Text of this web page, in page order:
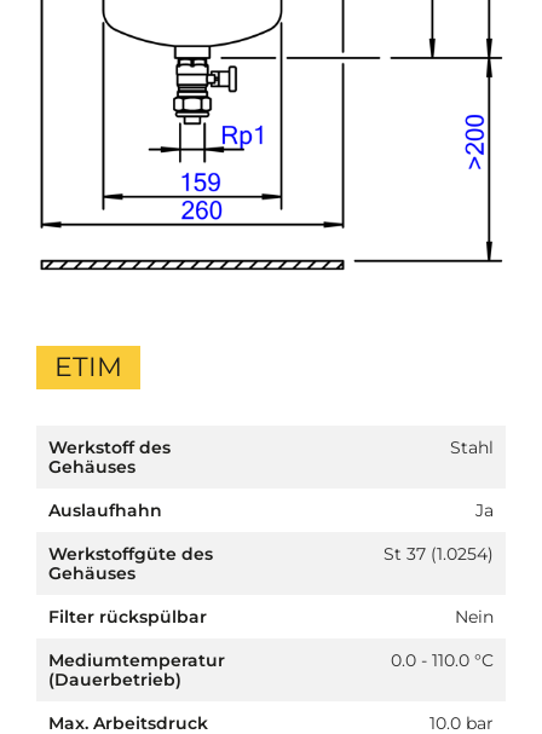
ETIM
Werkstoff des
Gehäuses
Stahl
Auslaufhahn
Ja
Werkstoffgüte des
Gehäuses
St 37 (1.0254)
Filter rückspülbar
Nein
Mediumtemperatur
(Dauerbetrieb)
0.0 - 110.0 °C
Max. Arbeitsdruck 10.0 bar